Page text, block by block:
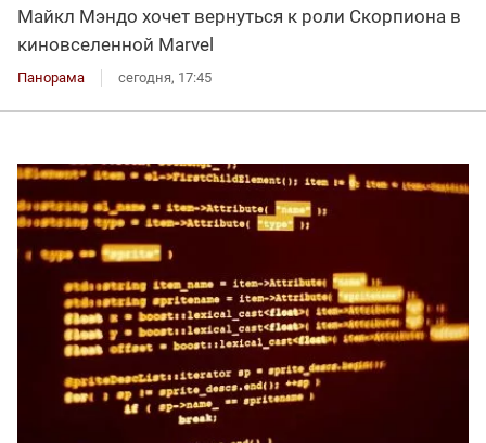
Майкл Мэндо хочет вернуться к роли Скорпиона в
киновселенной Marvel
Панорама сегодня, 17:45